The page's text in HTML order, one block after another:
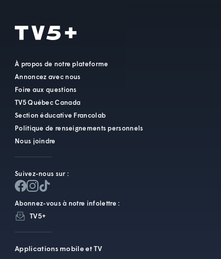
À propos de notre plateforme
Annoncez avec nous
Foire aux questions
TV5 Québec Canada
Section éducative Francolab
Politique de renseignements personnels
Nous joindre
Suivez-nous sur :
Abonnez-vous à notre infolettre :
TV5+
Applications mobile et TV